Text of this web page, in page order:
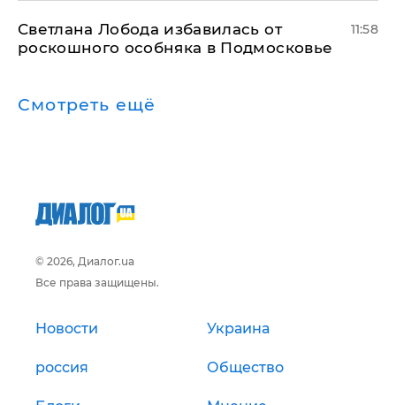
Светлана Лобода избавилась от
роскошного особняка в Подмосковье
11:58
Смотреть ещё
© 2026, Диалог.ua
Все права защищены.
Новости Украина
россия Общество